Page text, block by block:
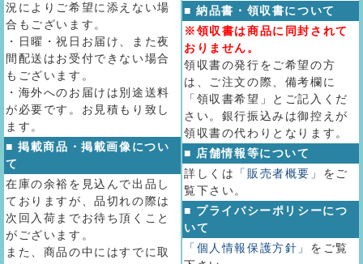
況によりご希望に添えない場
合もございます。
・日曜・祝日お届け、また夜
間配送はお受付できない場合
もございます。
・海外へのお届けは別途送料
が必要です。お見積もり致し
ます。
■ 掲載商品・掲載画像につい
て
在庫の余裕を見込んで出品し
ておりますが、品切れの際は
次回入荷までお待ち頂くこと
がございます。
また、商品の中にはすでに取
■ 納品書・領収書について
※領収書は商品に同封されて
おりません。
領収書の発行をご希望の方
は、ご注文の際、備考欄に
「領収書希望」とご記入くだ
さい。銀行振込みは御控えが
領収書の代わりとなります。
■ 店舗情報等について
詳しくは
「販売者概要」 をご
覧下さい。
■ プライバシーポリシーにつ
いて
「個人情報保護方針」 をご覧